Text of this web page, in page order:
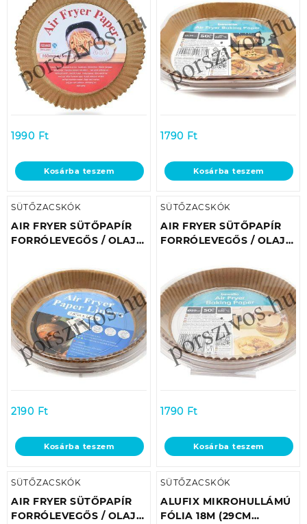
(50DB/CSOMAG)
1990 Ft
Kosárba teszem
(50DB/CSOMAG)
1790 Ft
Kosárba teszem
SÜTŐZACSKÓK
AIR FRYER SÜTŐPAPÍR
FORRÓLEVEGŐS / OLAJ
Ø20CM (50DB/CSOMAG)
2190 Ft
Kosárba teszem
SÜTŐZACSKÓK
AIR FRYER SÜTŐPAPÍR
FORRÓLEVEGŐS / OLAJ
Ø20CM (50DB/CSOMAG)
1790 Ft
Kosárba teszem
SÜTŐZACSKÓK
AIR FRYER SÜTŐPAPÍR
FORRÓLEVEGŐS / OLAJ
SÜTŐZACSKÓK
ALUFIX MIKROHULLÁMÚ
FÓLIA 18M (29CM